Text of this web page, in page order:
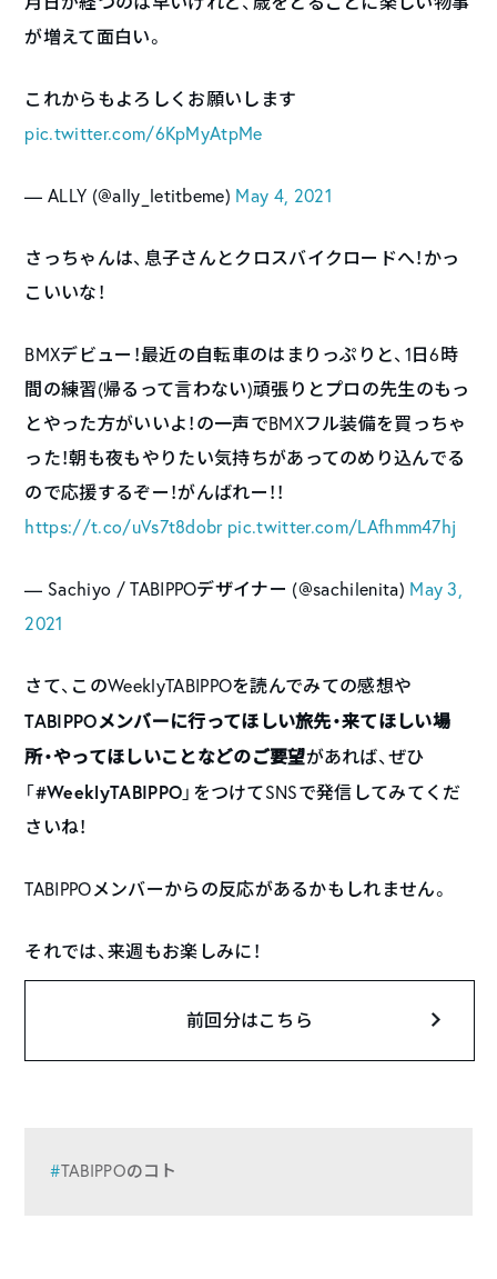
が増えて面白い。
これからもよろしくお願いします
pic.twitter.com/6KpMyAtpMe
— ALLY (@ally_letitbeme) May 4, 2021
さっちゃんは、息子さんとクロスバイクロードへ！かっ
こいいな！
BMXデビュー！最近の自転車のはまりっぷりと、1日6時
間の練習(帰るって言わない)頑張りとプロの先生のもっ
とやった方がいいよ！の一声でBMXフル装備を買っちゃ
った！朝も夜もやりたい気持ちがあってのめり込んでる
ので応援するぞー！がんばれー！！
https://t.co/uVs7t8dobr pic.twitter.com/LAfhmm47hj
— Sachiyo / TABIPPOデザイナー (@sachilenita) May 3,
2021
さて、このWeeklyTABIPPOを読んでみての感想や
TABIPPOメンバーに行ってほしい旅先・来てほしい場
所・やってほしいことなどのご要望があれば、ぜひ
「#WeeklyTABIPPO 」をつけてSNSで発信してみてくだ
さいね！
TABIPPOメンバーからの反応があるかもしれません。
それでは、来週もお楽しみに！
前回分はこちら
TABIPPOのコト